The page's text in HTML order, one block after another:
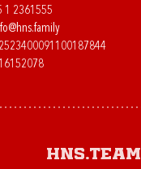
1 2361555
HNS.team